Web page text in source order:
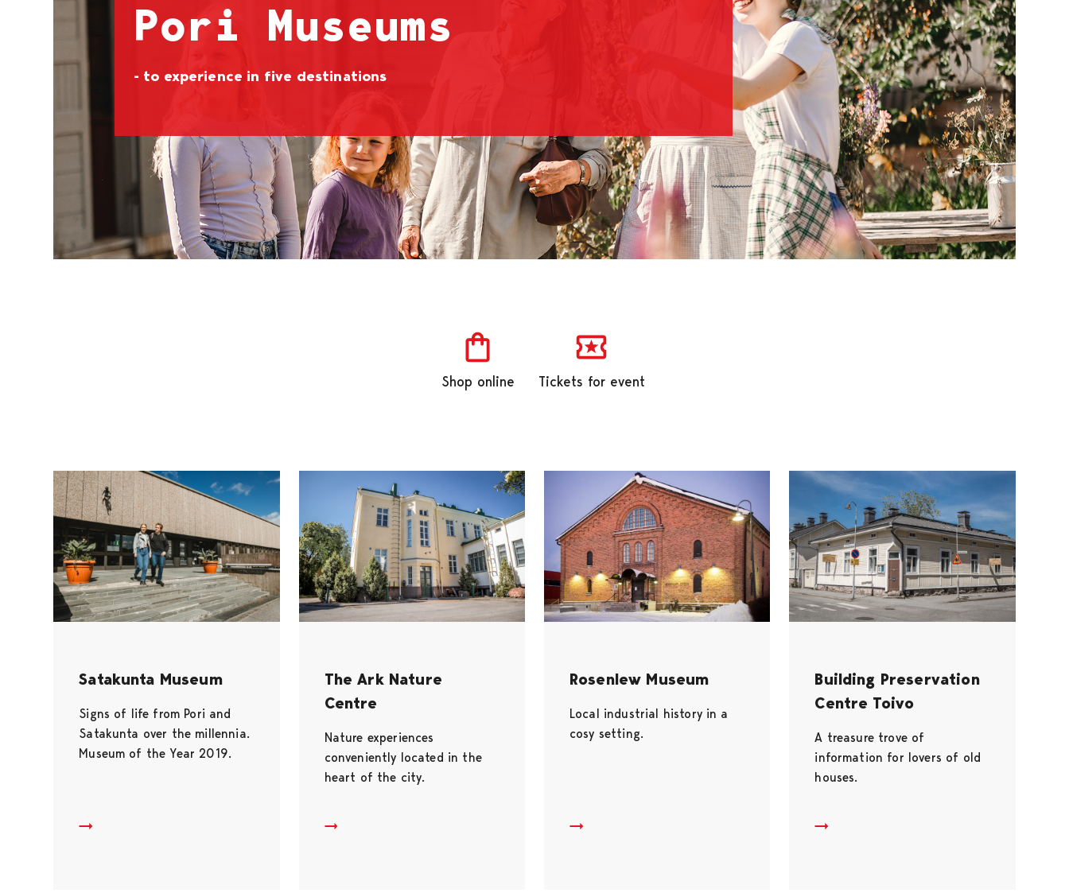
Pori Museums
- to experience in five destinations
Shop online Tickets for event
Satakunta Museum
Signs of life from Pori and
Satakunta over the millennia.
Museum of the Year 2019.
Satakunta Museum
The Ark Nature
Centre
Nature experiences
conveniently located in the
heart of the city.
The Ark Nature Centre
Rosenlew Museum
Local industrial history in a
cosy setting.
Rosenlew Museum
Building Preservation
Centre Toivo
A treasure trove of
information for lovers of old
houses.
Building Preservation Centre Toivo